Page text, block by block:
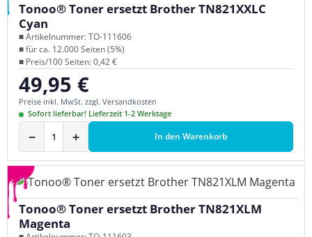
Tonoo® Toner ersetzt Brother TN821XXLC
Cyan
■ Artikelnummer: TO-111606
■ für ca. 12.000 Seiten (5%)
■ Preis/100 Seiten: 0,42 €
Regulärer Preis:
49,95 €
Preise inkl. MwSt. zzgl. Versandkosten
Sofort lieferbar! Lieferzeit 1-2 Werktage
− + In den Warenkorb
Tonoo® Toner ersetzt Brother TN821XLM
Magenta